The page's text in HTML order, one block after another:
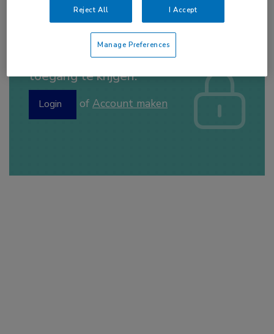
Log hier in om volledige
toegang te krijgen.
Login of Account maken
Reject All I Accept
Manage Preferences